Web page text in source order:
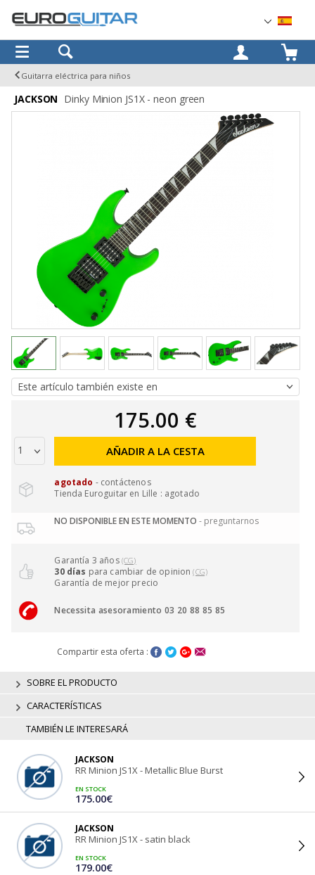
OK
Guitarra eléctrica para niños
JACKSON Dinky Minion JS1X - neon green
175.00 €
AÑADIR A LA CESTA
agotado - contáctenos
Tienda Euroguitar en Lille : agotado
NO DISPONIBLE EN ESTE MOMENTO - preguntarnos
Garantía 3 años (CG)
30 días para cambiar de opinion(CG)
Garantía de mejor precio
Necessita asesoramiento 03 20 88 85 85
Compartir esta oferta :
SOBRE EL PRODUCTO
CARACTERÍSTICAS
TAMBIÉN LE INTERESARÁ
JACKSON
RR Minion JS1X - Metallic Blue Burst
EN STOCK
175.00€
JACKSON
RR Minion JS1X - satin black
EN STOCK
179.00€